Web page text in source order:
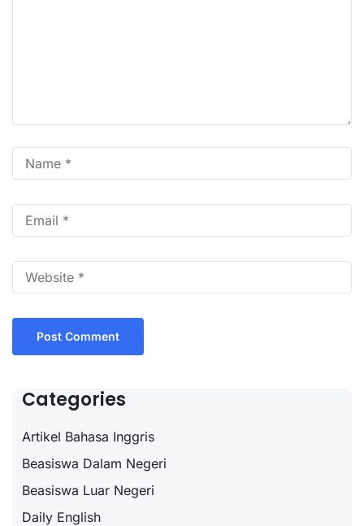
Categories
Artikel Bahasa Inggris
Beasiswa Dalam Negeri
Beasiswa Luar Negeri
Daily English